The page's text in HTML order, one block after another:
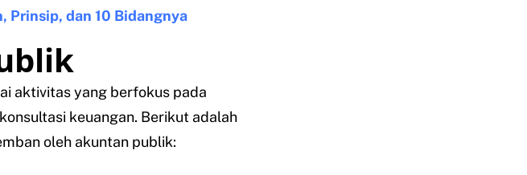
Prinsip, dan 10 Bidangnya
aktivitas yang berfokus pada
keuangan. Berikut adalah
oleh akuntan publik: